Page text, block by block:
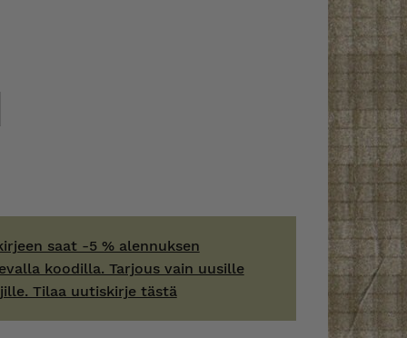
saat -5 % alennuksen
koodilla. Tarjous vain uusille
Tilaa uutiskirje tästä